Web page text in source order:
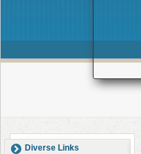
Diverse Links